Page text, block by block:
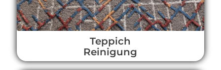
Teppich
Reinigung